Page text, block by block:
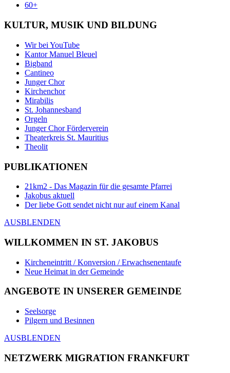
60+
KULTUR, MUSIK UND BILDUNG
Wir bei YouTube
Kantor Manuel Bleuel
Bigband
Cantineo
Junger Chor
Kirchenchor
Mirabilis
St. Johannesband
Orgeln
Junger Chor Förderverein
Theaterkreis St. Mauritius
Theolit
PUBLIKATIONEN
21km2 - Das Magazin für die gesamte Pfarrei
Jakobus aktuell
Der liebe Gott sendet nicht nur auf einem Kanal
AUSBLENDEN
WILLKOMMEN IN ST. JAKOBUS
Kircheneintritt / Konversion / Erwachsenentaufe
Neue Heimat in der Gemeinde
ANGEBOTE IN UNSERER GEMEINDE
Seelsorge
Pilgern und Besinnen
AUSBLENDEN
NETZWERK MIGRATION FRANKFURT